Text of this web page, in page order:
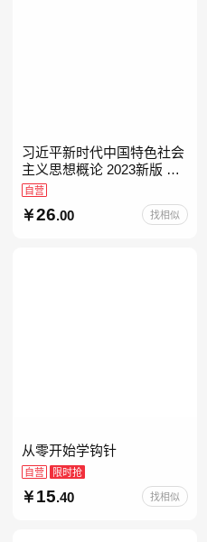
习近平新时代中国特色社会
主义思想概论 2023新版 自
考15041
自营
26.00 找相似
从零开始学钩针
自营 限时抢
15.40 找相似